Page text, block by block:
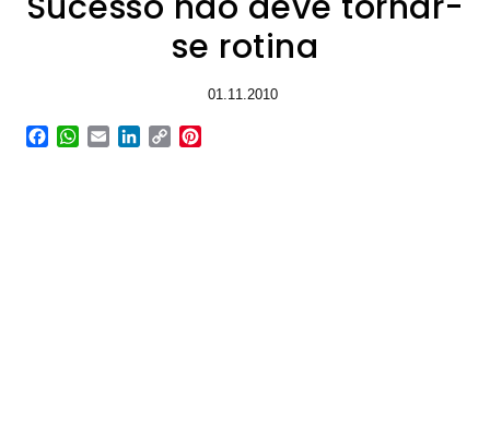
se rotina
01.11.2010
Facebook
WhatsApp
EmailLinkedIn
Copy